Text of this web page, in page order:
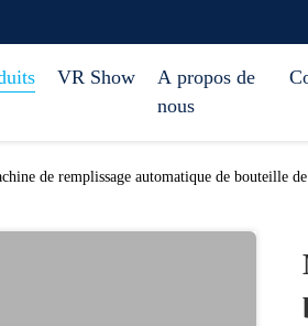
VR Show
A propos de
nous
de remplissage automatique de bouteille